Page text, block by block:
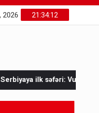
21:34:13
2026
kritik danışıqlar